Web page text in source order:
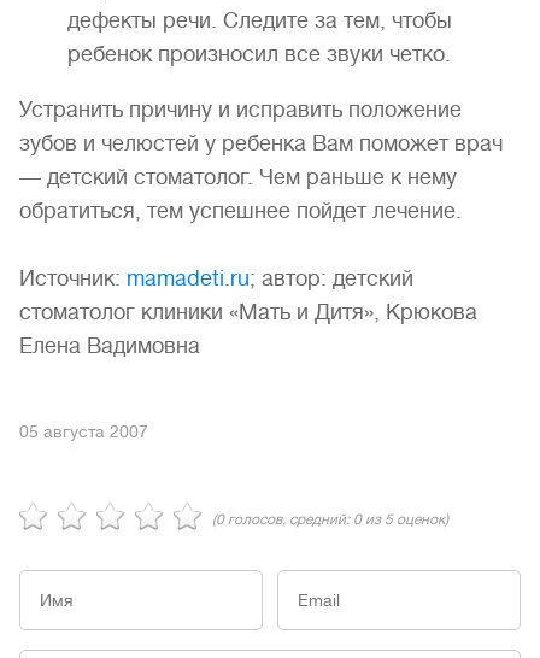
дефекты речи. Следите за тем, чтобы
ребенок произносил все звуки четко.
Устранить причину и исправить положение
зубов и челюстей у ребенка Вам поможет врач
— детский стоматолог. Чем раньше к нему
обратиться, тем успешнее пойдет лечение.
Источник: mamadeti.ru; автор: детский
стоматолог клиники «Мать и Дитя», Крюкова
Елена Вадимовна
05 августа 2007
(0голосов, средний: 0из 5 оценок)